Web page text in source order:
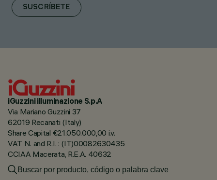
SUSCRÍBETE
iGuzzini illuminazione S.p.A
Via Mariano Guzzini 37
62019 Recanati (Italy)
Share Capital €21.050.000,00 i.v.
VAT N. and R.I. : (IT)00082630435
CCIAA Macerata, R.E.A. 40632